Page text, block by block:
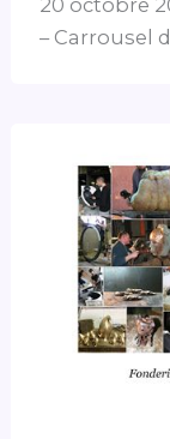
20 octobre
– Carrousel